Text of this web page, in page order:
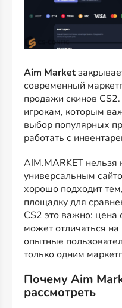
Aim Market
современный
продажи скинов
игрокам, которым
выбор популярных
работать с
AIM.MARKET нельзя
универсальным
хорошо подходит
площадку для
CS2 это важно: цена
может отличаться
опытные
только одним
Почему Aim
рассмотреть